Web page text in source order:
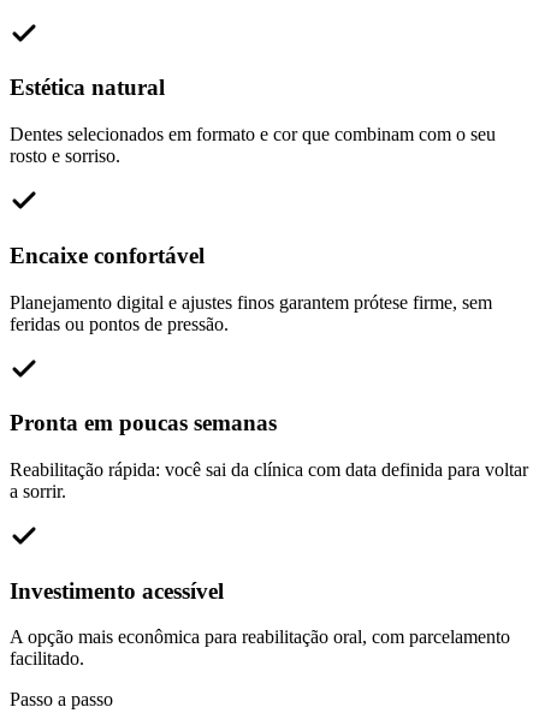
Estética natural
Dentes selecionados em formato e cor que combinam com o seu
rosto e sorriso.
Encaixe confortável
Planejamento digital e ajustes finos garantem prótese firme, sem
feridas ou pontos de pressão.
Pronta em poucas semanas
Reabilitação rápida: você sai da clínica com data definida para voltar
a sorrir.
Investimento acessível
A opção mais econômica para reabilitação oral, com parcelamento
facilitado.
Passo a passo